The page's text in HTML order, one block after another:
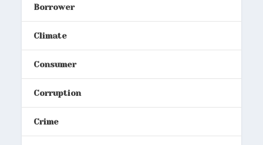
Borrower
Climate
Consumer
Corruption
Crime